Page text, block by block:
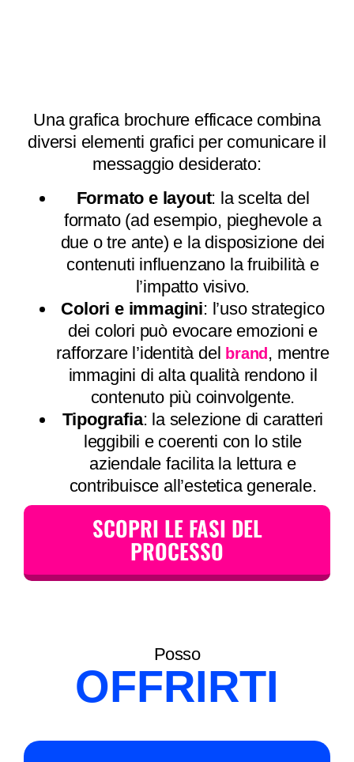
Una grafica brochure efficace combina
diversi elementi grafici per comunicare il
messaggio desiderato:
Formato e layout: la scelta del
formato (ad esempio, pieghevole a
due o tre ante) e la disposizione dei
contenuti influenzano la fruibilità e
l’impatto visivo.
Colori e immagini: l’uso strategico
dei colori può evocare emozioni e
rafforzare l’identità del
brand , mentre
immagini di alta qualità rendono il
contenuto più coinvolgente.
Tipografia: la selezione di caratteri
leggibili e coerenti con lo stile
aziendale facilita la lettura e
contribuisce all’estetica generale.
SCOPRI LE FASI DEL
PROCESSO
Posso
OFFRIRTI